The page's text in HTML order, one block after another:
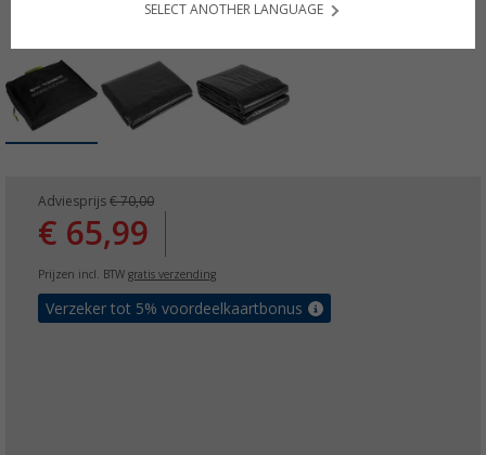
Adviesprijs € 70,00
€ 65,99
Prijzen incl. BTW gratis verzending
Verzeker tot 5% voordeelkaartbonus
SELECT ANOTHER LANGUAGE